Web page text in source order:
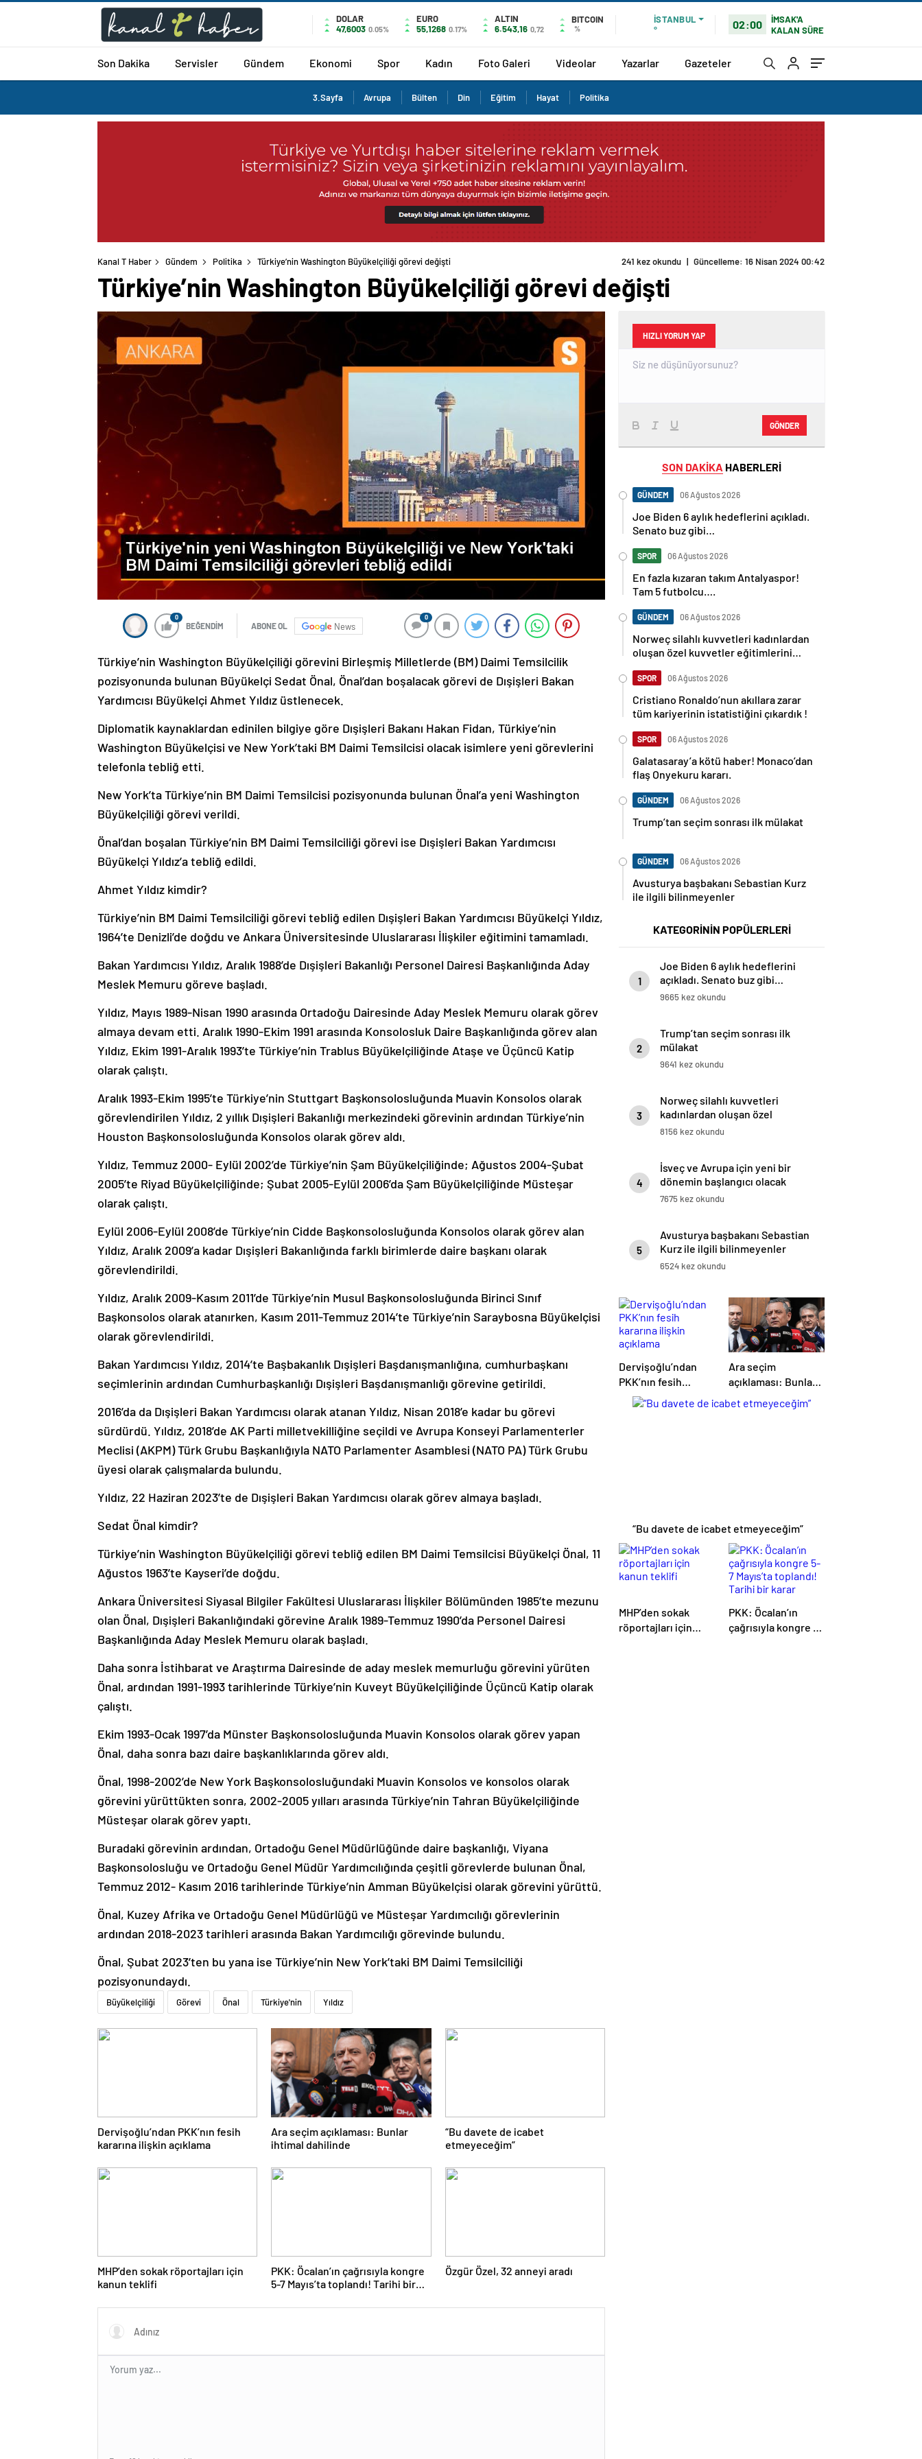
DOLAR
47,6003 0.05%
EURO
55,1268 0.17%
ALTIN
6.543,16 0,72
BITCOIN
%
İSTANBUL
°
02:00
İMSAK'A
KALAN SÜRE
Son Dakika Servisler Gündem Ekonomi Spor Kadın Foto Galeri Videolar Yazarlar Gazeteler
3.Sayfa Avrupa Bülten Din Eğitim Hayat Politika
Kanal T Haber Gündem Politika Türkiye’nin Washington Büyükelçiliği görevi değişti 241 kez okundu | Güncelleme: 16 Nisan 2024 00:42
Türkiye’nin Washington Büyükelçiliği görevi değişti
0
BEĞENDİM ABONE OL News
0
Türkiye’nin Washington Büyükelçiliği görevini Birleşmiş Milletlerde (BM) Daimi Temsilcilik
pozisyonunda bulunan Büyükelçi Sedat Önal, Önal’dan boşalacak görevi de Dışişleri Bakan
Yardımcısı Büyükelçi Ahmet Yıldız üstlenecek.
Diplomatik kaynaklardan edinilen bilgiye göre Dışişleri Bakanı Hakan Fidan, Türkiye’nin
Washington Büyükelçisi ve New York’taki BM Daimi Temsilcisi olacak isimlere yeni görevlerini
telefonla tebliğ etti.
New York’ta Türkiye’nin BM Daimi Temsilcisi pozisyonunda bulunan Önal’a yeni Washington
Büyükelçiliği görevi verildi.
Önal’dan boşalan Türkiye’nin BM Daimi Temsilciliği görevi ise Dışişleri Bakan Yardımcısı
Büyükelçi Yıldız’a tebliğ edildi.
Ahmet Yıldız kimdir?
Türkiye’nin BM Daimi Temsilciliği görevi tebliğ edilen Dışişleri Bakan Yardımcısı Büyükelçi Yıldız,
1964’te Denizli’de doğdu ve Ankara Üniversitesinde Uluslararası İlişkiler eğitimini tamamladı.
Bakan Yardımcısı Yıldız, Aralık 1988’de Dışişleri Bakanlığı Personel Dairesi Başkanlığında Aday
Meslek Memuru göreve başladı.
Yıldız, Mayıs 1989-Nisan 1990 arasında Ortadoğu Dairesinde Aday Meslek Memuru olarak görev
almaya devam etti. Aralık 1990-Ekim 1991 arasında Konsolosluk Daire Başkanlığında görev alan
Yıldız, Ekim 1991-Aralık 1993’te Türkiye’nin Trablus Büyükelçiliğinde Ataşe ve Üçüncü Katip
olarak çalıştı.
Aralık 1993-Ekim 1995’te Türkiye’nin Stuttgart Başkonsolosluğunda Muavin Konsolos olarak
görevlendirilen Yıldız, 2 yıllık Dışişleri Bakanlığı merkezindeki görevinin ardından Türkiye’nin
Houston Başkonsolosluğunda Konsolos olarak görev aldı.
Yıldız, Temmuz 2000- Eylül 2002’de Türkiye’nin Şam Büyükelçiliğinde; Ağustos 2004-Şubat
2005’te Riyad Büyükelçiliğinde; Şubat 2005-Eylül 2006’da Şam Büyükelçiliğinde Müsteşar
olarak çalıştı.
Eylül 2006-Eylül 2008’de Türkiye’nin Cidde Başkonsolosluğunda Konsolos olarak görev alan
Yıldız, Aralık 2009’a kadar Dışişleri Bakanlığında farklı birimlerde daire başkanı olarak
görevlendirildi.
Yıldız, Aralık 2009-Kasım 2011’de Türkiye’nin Musul Başkonsolosluğunda Birinci Sınıf
Başkonsolos olarak atanırken, Kasım 2011-Temmuz 2014’te Türkiye’nin Saraybosna Büyükelçisi
olarak görevlendirildi.
Bakan Yardımcısı Yıldız, 2014’te Başbakanlık Dışişleri Başdanışmanlığına, cumhurbaşkanı
seçimlerinin ardından Cumhurbaşkanlığı Dışişleri Başdanışmanlığı görevine getirildi.
2016’da da Dışişleri Bakan Yardımcısı olarak atanan Yıldız, Nisan 2018’e kadar bu görevi
sürdürdü. Yıldız, 2018’de AK Parti milletvekilliğine seçildi ve Avrupa Konseyi Parlamenterler
Meclisi (AKPM) Türk Grubu Başkanlığıyla NATO Parlamenter Asamblesi (NATO PA) Türk Grubu
üyesi olarak çalışmalarda bulundu.
Yıldız, 22 Haziran 2023’te de Dışişleri Bakan Yardımcısı olarak görev almaya başladı.
Sedat Önal kimdir?
Türkiye’nin Washington Büyükelçiliği görevi tebliğ edilen BM Daimi Temsilcisi Büyükelçi Önal, 11
Ağustos 1963’te Kayseri’de doğdu.
Ankara Üniversitesi Siyasal Bilgiler Fakültesi Uluslararası İlişkiler Bölümünden 1985’te mezunu
olan Önal, Dışişleri Bakanlığındaki görevine Aralık 1989-Temmuz 1990’da Personel Dairesi
Başkanlığında Aday Meslek Memuru olarak başladı.
Daha sonra İstihbarat ve Araştırma Dairesinde de aday meslek memurluğu görevini yürüten
Önal, ardından 1991-1993 tarihlerinde Türkiye’nin Kuveyt Büyükelçiliğinde Üçüncü Katip olarak
çalıştı.
Ekim 1993-Ocak 1997’da Münster Başkonsolosluğunda Muavin Konsolos olarak görev yapan
Önal, daha sonra bazı daire başkanlıklarında görev aldı.
Önal, 1998-2002’de New York Başkonsolosluğundaki Muavin Konsolos ve konsolos olarak
görevini yürüttükten sonra, 2002-2005 yılları arasında Türkiye’nin Tahran Büyükelçiliğinde
Müsteşar olarak görev yaptı.
Buradaki görevinin ardından, Ortadoğu Genel Müdürlüğünde daire başkanlığı, Viyana
Başkonsolosluğu ve Ortadoğu Genel Müdür Yardımcılığında çeşitli görevlerde bulunan Önal,
Temmuz 2012- Kasım 2016 tarihlerinde Türkiye’nin Amman Büyükelçisi olarak görevini yürüttü.
Önal, Kuzey Afrika ve Ortadoğu Genel Müdürlüğü ve Müsteşar Yardımcılığı görevlerinin
ardından 2018-2023 tarihleri arasında Bakan Yardımcılığı görevinde bulundu.
Önal, Şubat 2023’ten bu yana ise Türkiye’nin New York’taki BM Daimi Temsilciliği
pozisyonundaydı.
Büyükelçiliği Görevi Önal Türkiye'nin Yıldız
Dervişoğlu’ndan PKK’nın fesih
kararına ilişkin açıklama
Ara seçim açıklaması: Bunlar
ihtimal dahilinde
“Bu davete de icabet
etmeyeceğim”
MHP’den sokak röportajları için
kanun teklifi
PKK: Öcalan’ın çağrısıyla kongre
5-7 Mayıs’ta toplandı! Tarihi bir
Özgür Özel, 32 anneyi aradı
HIZLI YORUM YAP
GÖNDER
SON DAKİKA HABERLERİ
GÜNDEM 06 Ağustos 2026
Joe Biden 6 aylık hedeflerini açıkladı.
Senato buz gibi…
SPOR 06 Ağustos 2026
En fazla kızaran takım Antalyaspor!
Tam 5 futbolcu….
GÜNDEM 06 Ağustos 2026
Norweç silahlı kuvvetleri kadınlardan
oluşan özel kuvvetler eğitimlerini
SPOR 06 Ağustos 2026
Cristiano Ronaldo’nun akıllara zarar
tüm kariyerinin istatistiğini çıkardık !
SPOR 06 Ağustos 2026
Galatasaray’a kötü haber! Monaco’dan
flaş Onyekuru kararı.
GÜNDEM 06 Ağustos 2026
Trump’tan seçim sonrası ilk mülakat
GÜNDEM 06 Ağustos 2026
Avusturya başbakanı Sebastian Kurz
ile ilgili bilinmeyenler
KATEGORİNİN POPÜLERLERİ
1
Joe Biden 6 aylık hedeflerini
açıkladı. Senato buz gibi…
9665 kez okundu
2
Trump’tan seçim sonrası ilk
mülakat
9641 kez okundu
3
Norweç silahlı kuvvetleri
kadınlardan oluşan özel
kuvvetler eğitimlerini başlattı.
8156 kez okundu
4
İsveç ve Avrupa için yeni bir
dönemin başlangıcı olacak
kararlar.
7675 kez okundu
5
Avusturya başbakanı Sebastian
Kurz ile ilgili bilinmeyenler
6524 kez okundu
Dervişoğlu’ndan
PKK’nın fesih
kararına ilişkin
Ara seçim
açıklaması: Bunlar
ihtimal dahilinde
“Bu davete de icabet etmeyeceğim”
MHP’den sokak
röportajları için
PKK: Öcalan’ın
çağrısıyla kongre 5-